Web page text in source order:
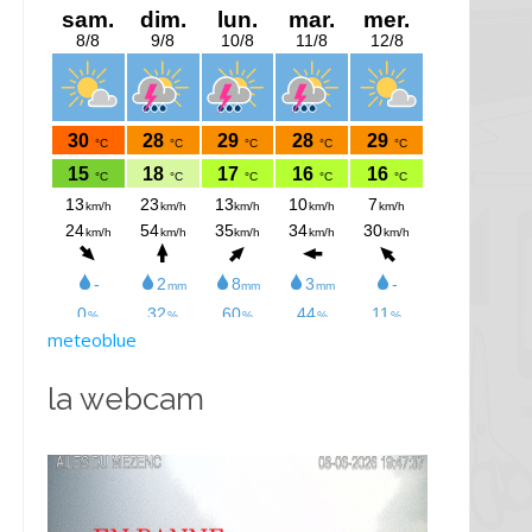
meteoblue
la webcam